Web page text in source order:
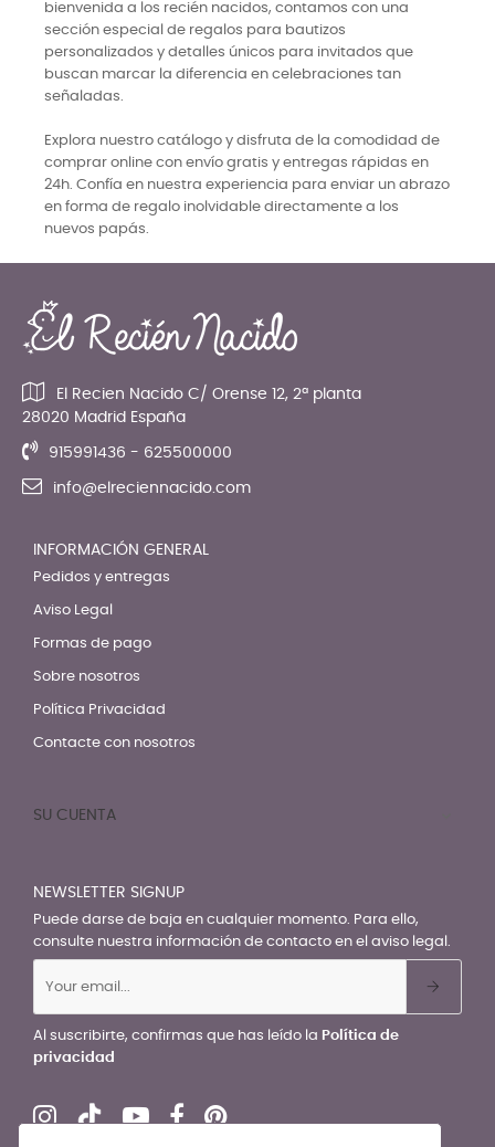
bienvenida a los recién nacidos, contamos con una
sección especial de regalos para bautizos
personalizados y detalles únicos para invitados que
buscan marcar la diferencia en celebraciones tan
señaladas.
Explora nuestro catálogo y disfruta de la comodidad de
comprar online con envío gratis y entregas rápidas en
24h. Confía en nuestra experiencia para enviar un abrazo
en forma de regalo inolvidable directamente a los
nuevos papás.
El Recien Nacido C/ Orense 12, 2ª planta
28020 Madrid España
915991436 - 625500000
info@elreciennacido.com
INFORMACIÓN GENERAL
Pedidos y entregas
Aviso Legal
Formas de pago
Sobre nosotros
Política Privacidad
Contacte con nosotros
SU CUENTA
NEWSLETTER SIGNUP
Puede darse de baja en cualquier momento. Para ello,
consulte nuestra información de contacto en el aviso legal.
Al suscribirte, confirmas que has leído la Política de
privacidad